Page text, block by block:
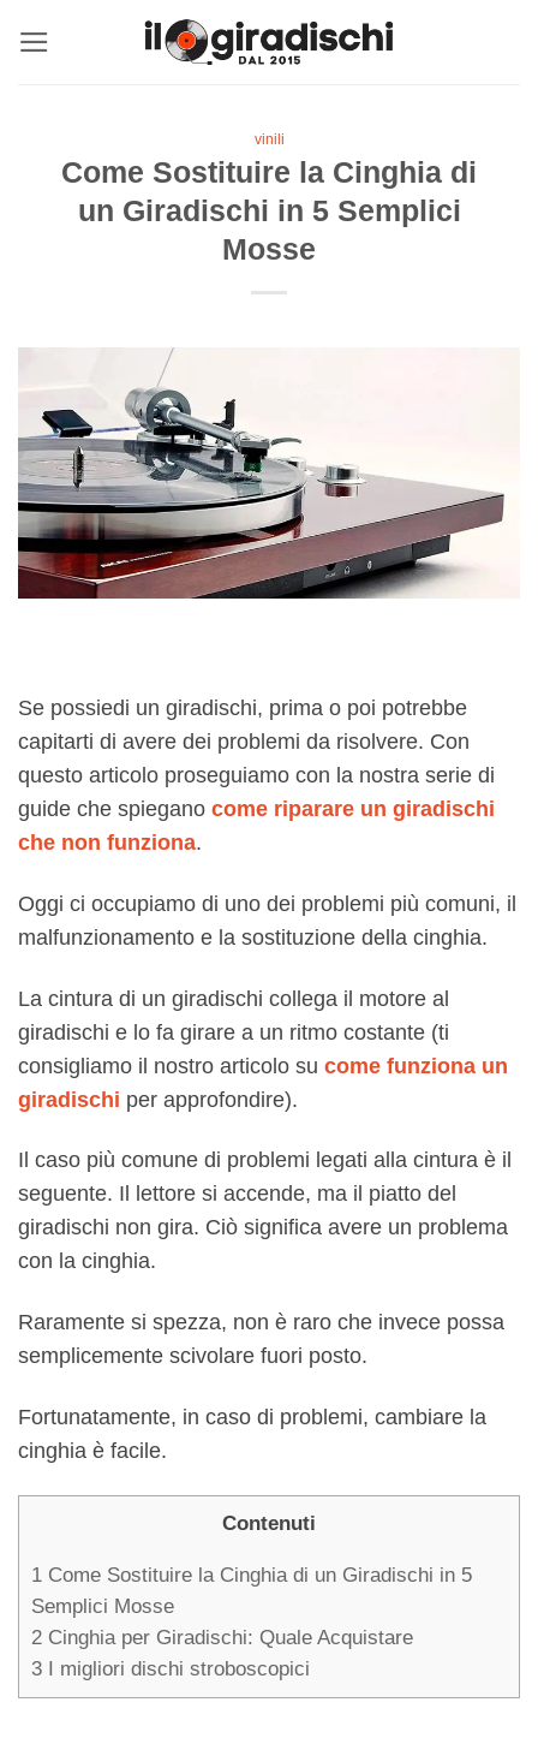
vinili
Come Sostituire la Cinghia di
un Giradischi in 5 Semplici
Mosse
Se possiedi un giradischi, prima o poi potrebbe
capitarti di avere dei problemi da risolvere. Con
questo articolo proseguiamo con la nostra serie di
guide che spiegano come riparare un giradischi
che non funziona.
Oggi ci occupiamo di uno dei problemi più comuni, il
malfunzionamento e la sostituzione della cinghia.
La cintura di un giradischi collega il motore al
giradischi e lo fa girare a un ritmo costante (ti
consigliamo il nostro articolo su come funziona un
giradischi per approfondire).
Il caso più comune di problemi legati alla cintura è il
seguente. Il lettore si accende, ma il piatto del
giradischi non gira. Ciò significa avere un problema
con la cinghia.
Raramente si spezza, non è raro che invece possa
semplicemente scivolare fuori posto.
Fortunatamente, in caso di problemi, cambiare la
cinghia è facile.
Contenuti
1 Come Sostituire la Cinghia di un Giradischi in 5
Semplici Mosse
2 Cinghia per Giradischi: Quale Acquistare
3 I migliori dischi stroboscopici